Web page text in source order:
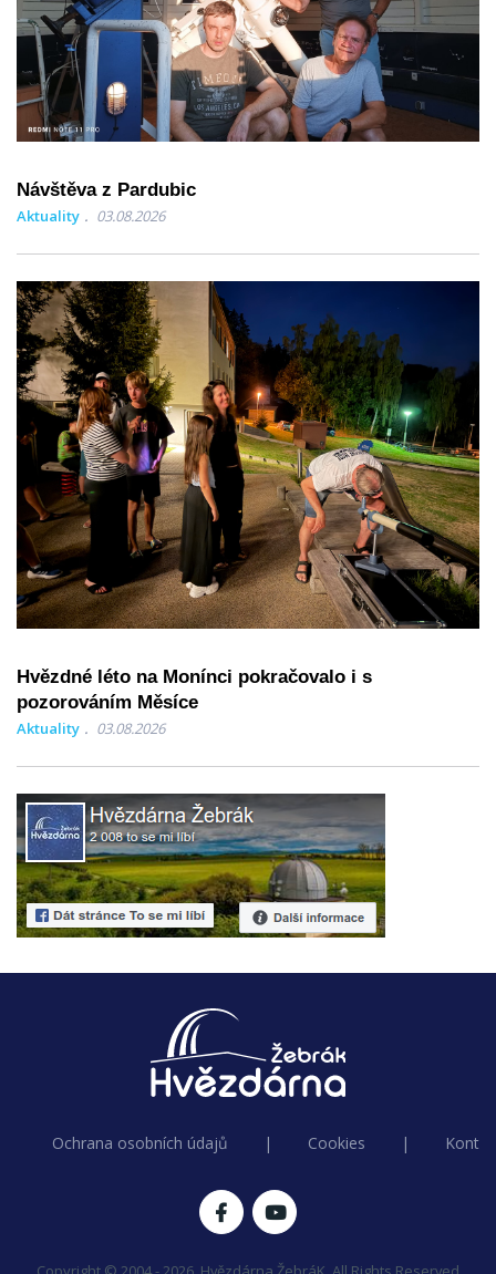
Návštěva z Pardubic
Aktuality 03.08.2026
Hvězdné léto na Monínci pokračovalo i s
pozorováním Měsíce
Aktuality 03.08.2026
Ochrana osobních údajů | Cookies |